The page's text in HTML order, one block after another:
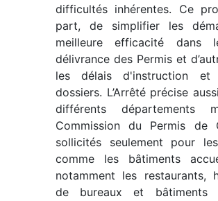
difficultés inhérentes. Ce
part, de simplifier les
meilleure efficacité dans
délivrance des Permis et
les délais d'instruction et
dossiers. L’Arrêté précise
différents départements
Commission du Permis de
sollicités seulement pour
comme les bâtiments
notamment les restaurants,
de bureaux et bâtiments